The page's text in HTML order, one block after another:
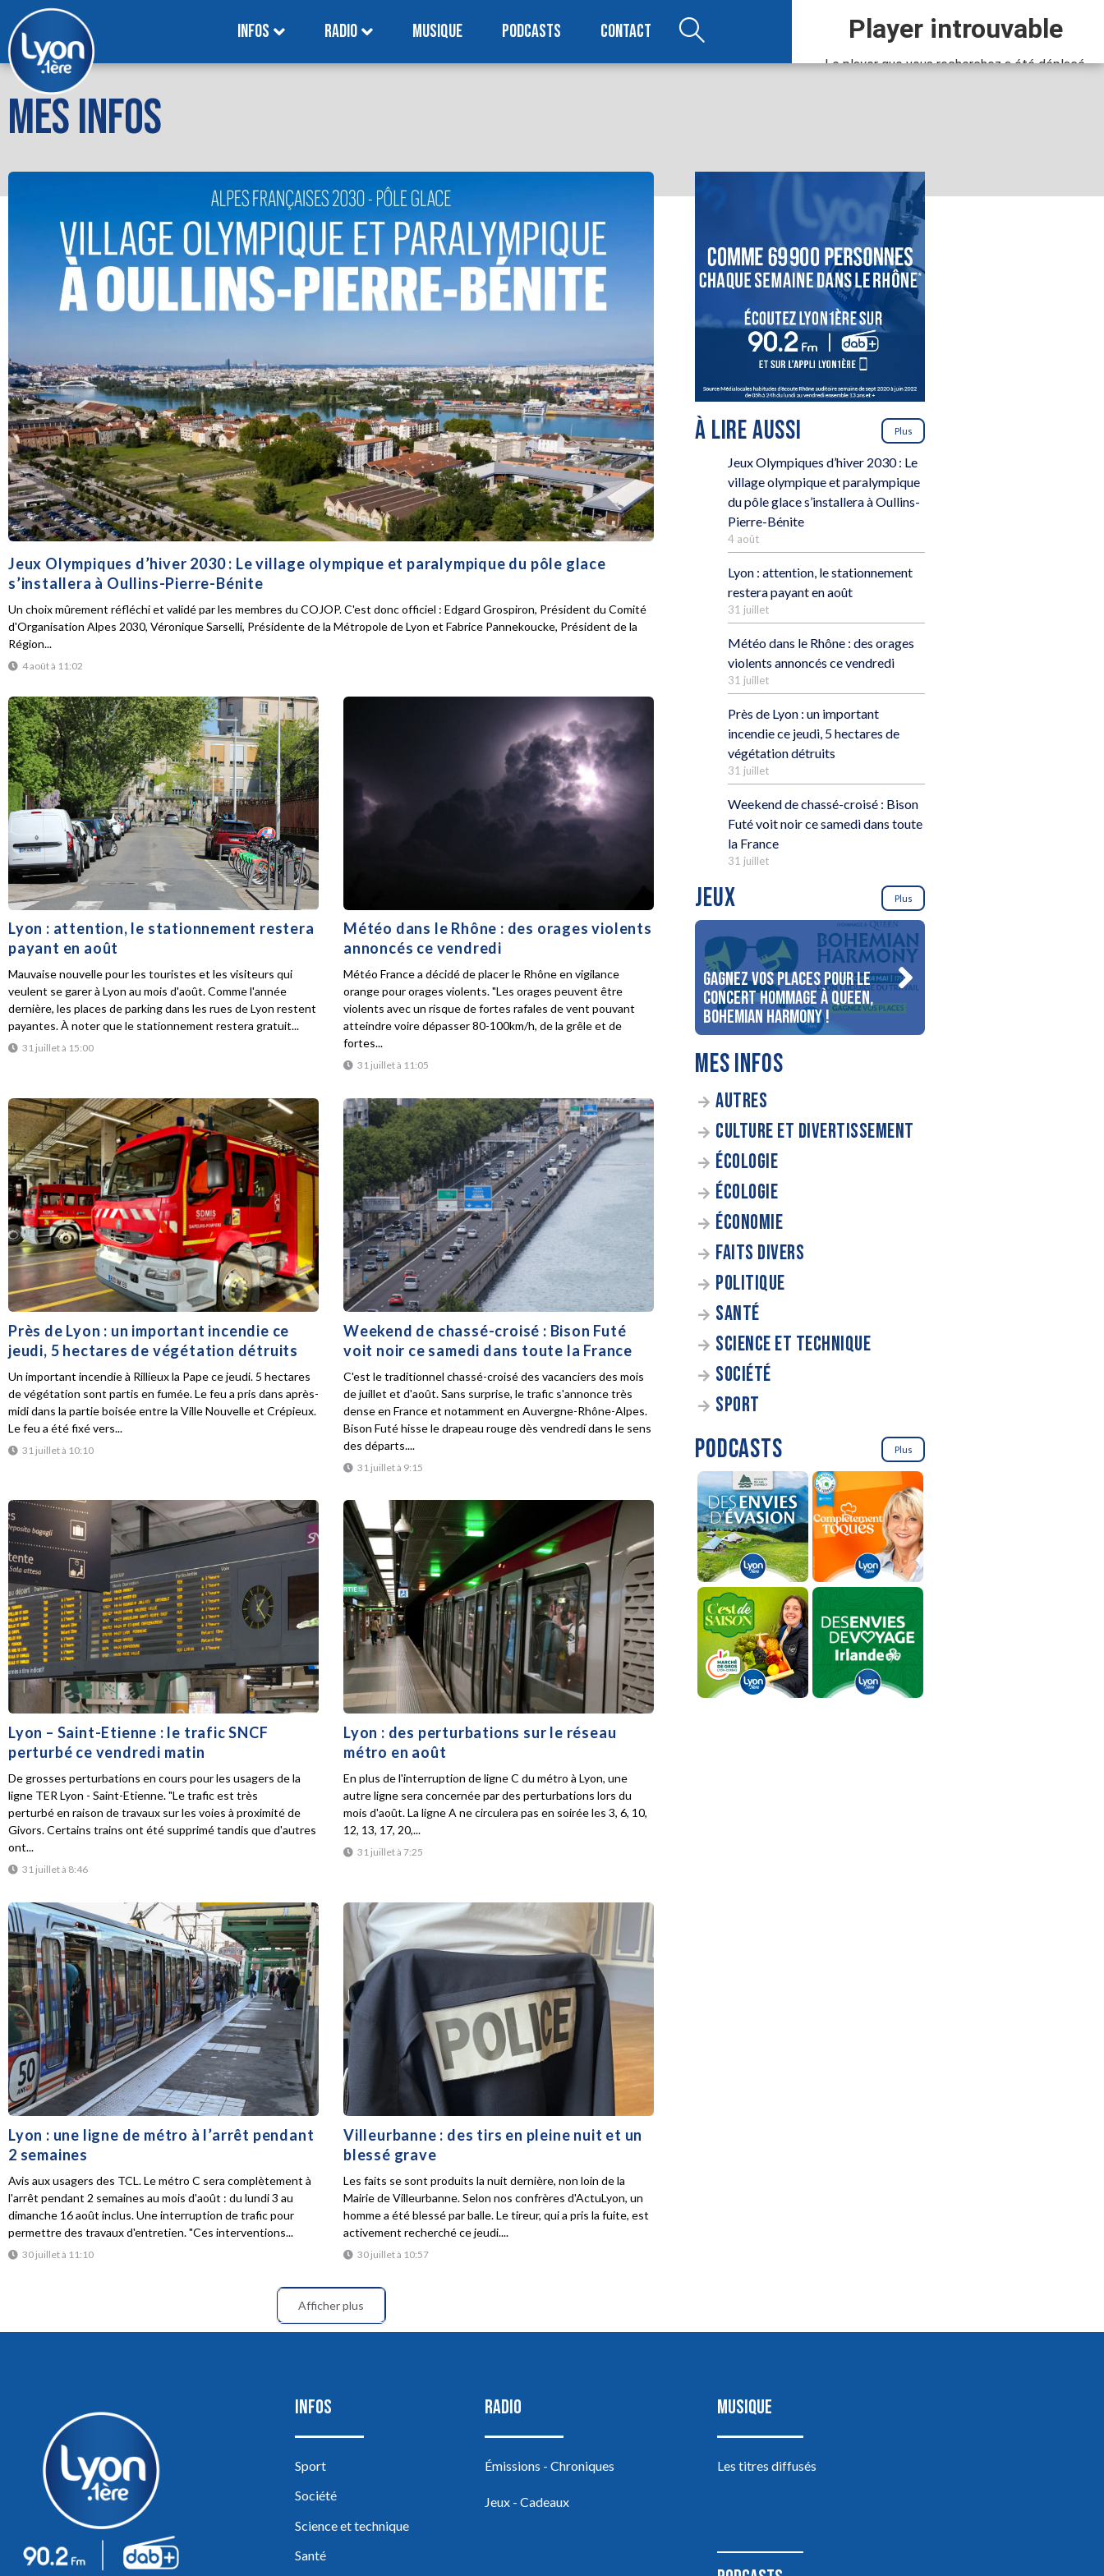
INFOS RADIO MUSIQUE PODCASTS CONTACT
MES INFOS
Jeux Olympiques d’hiver 2030 : Le village olympique et paralympique du pôle glace
s’installera à Oullins-Pierre-Bénite
4 août à 11:02
Un choix mûrement réfléchi et validé par les membres du COJOP. C'est donc officiel : Edgard Grospiron, Président du Comité
d'Organisation Alpes 2030, Véronique Sarselli, Présidente de la Métropole de Lyon et Fabrice Pannekoucke, Président de la
Région...
Lyon : attention, le stationnement restera
payant en août
31 juillet à 15:00
Mauvaise nouvelle pour les touristes et les visiteurs qui
veulent se garer à Lyon au mois d'août. Comme l'année
dernière, les places de parking dans les rues de Lyon restent
payantes. À noter que le stationnement restera gratuit...
Météo dans le Rhône : des orages violents
annoncés ce vendredi
31 juillet à 11:05
Météo France a décidé de placer le Rhône en vigilance
orange pour orages violents. "Les orages peuvent être
violents avec un risque de fortes rafales de vent pouvant
atteindre voire dépasser 80-100km/h, de la grêle et de
fortes...
Près de Lyon : un important incendie ce
jeudi, 5 hectares de végétation détruits
31 juillet à 10:10
Un important incendie à Rillieux la Pape ce jeudi. 5 hectares
de végétation sont partis en fumée. Le feu a pris dans après-
midi dans la partie boisée entre la Ville Nouvelle et Crépieux.
Le feu a été fixé vers...
Weekend de chassé-croisé : Bison Futé
voit noir ce samedi dans toute la France
31 juillet à 9:15
C'est le traditionnel chassé-croisé des vacanciers des mois
de juillet et d'août. Sans surprise, le trafic s'annonce très
dense en France et notamment en Auvergne-Rhône-Alpes.
Bison Futé hisse le drapeau rouge dès vendredi dans le sens
des départs....
Lyon – Saint-Etienne : le trafic SNCF
perturbé ce vendredi matin
31 juillet à 8:46
De grosses perturbations en cours pour les usagers de la
ligne TER Lyon - Saint-Etienne. "Le trafic est très
perturbé en raison de travaux sur les voies à proximité de
Givors. Certains trains ont été supprimé tandis que d'autres
ont...
Lyon : des perturbations sur le réseau
métro en août
31 juillet à 7:25
En plus de l'interruption de ligne C du métro à Lyon, une
autre ligne sera concernée par des perturbations lors du
mois d'août. La ligne A ne circulera pas en soirée les 3, 6, 10,
12, 13, 17, 20,...
Lyon : une ligne de métro à l’arrêt pendant
2 semaines
30 juillet à 11:10
Avis aux usagers des TCL. Le métro C sera complètement à
l'arrêt pendant 2 semaines au mois d'août : du lundi 3 au
dimanche 16 août inclus. Une interruption de trafic pour
permettre des travaux d'entretien. "Ces interventions...
Villeurbanne : des tirs en pleine nuit et un
blessé grave
30 juillet à 10:57
Les faits se sont produits la nuit dernière, non loin de la
Mairie de Villeurbanne. Selon nos confrères d'ActuLyon, un
homme a été blessé par balle. Le tireur, qui a pris la fuite, est
activement recherché ce jeudi....
Afficher plus
À LIRE AUSSI Plus
Jeux Olympiques d’hiver 2030 : Le
village olympique et paralympique
du pôle glace s’installera à Oullins-
Pierre-Bénite
4 août
Lyon : attention, le stationnement
restera payant en août
31 juillet
Météo dans le Rhône : des orages
violents annoncés ce vendredi
31 juillet
Près de Lyon : un important
incendie ce jeudi, 5 hectares de
végétation détruits
31 juillet
Weekend de chassé-croisé : Bison
Futé voit noir ce samedi dans toute
la France
31 juillet
JEUX Plus
Gagnez vos places pour le
concert Hommage à Queen,
Bohemian Harmony !
MES INFOS
AUTRES
CULTURE ET DIVERTISSEMENT
ÉCOLOGIE
ÉCOLOGIE
ÉCONOMIE
FAITS DIVERS
POLITIQUE
SANTÉ
SCIENCE ET TECHNIQUE
SOCIÉTÉ
SPORT
PODCASTS Plus
INFOS
Sport
Société
Science et technique
Santé
RADIO
Émissions - Chroniques
Jeux - Cadeaux
MUSIQUE
Les titres diffusés